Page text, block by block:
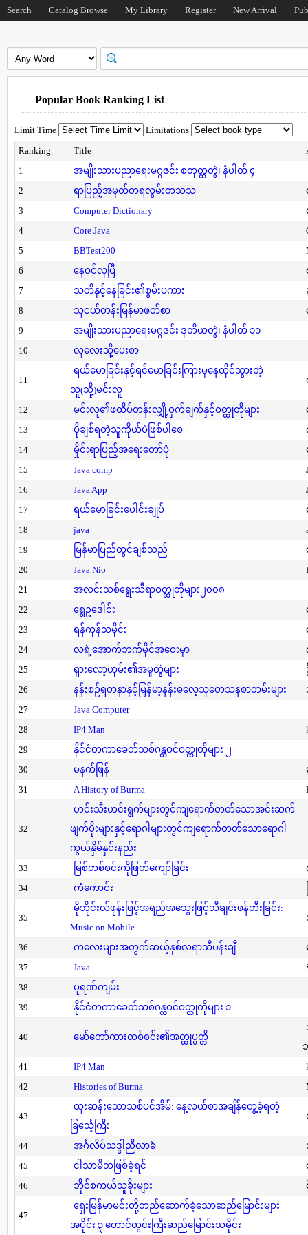
Search Catalog Browse My Library Register New Arrival
Popular Book Ranking List
Limit Time
Limitations
Ranking
Title
1
အမျိုးသားပညာရေးမဂ္ဂဇင်း စတုတ္ထတွဲ၊ နံပါတ် ၄
2
ရာပြည့်အမှတ်တရလွမ်းတသသ
3
Computer Dictionary
4
Core Java
5
BBTest200
6
နေဝင်လုပြီ
7
သတိနှင့်နေခြင်း၏စွမ်းပကား
8
သူငယ်တန်းမြန်မာဖတ်စာ
9
အမျိုးသားပညာရေးမဂ္ဂဇင်း ဒုတိယတွဲ၊ နံပါတ် ၁၁
10
လူလေးသို့ပေးစာ
11
ရယ်မောခြင်းနှင့်ရင်မောခြင်းကြားမှနေထိုင်သွားတဲ့
သူ(သို့)မင်းလူ
12 မင်းလူ၏ဖထိပ်တန်းလျှို့ဝှက်ချက်နှင့်ဝတ္ထုတိုများ
13
ပိုချစ်ရတဲ့သူကိုယ်ပဲဖြစ်ပါစေ
14
မှိုင်းရာပြည့်အရေးတော်ပုံ
15
Java comp
16
Java App
17
ရယ်မောခြင်းပေါင်းချုပ်
18
java
19
မြန်မာပြည်တွင်ချစ်သည်
20
Java Nio
21
အလင်းသစ်ရွေးသီရာဝတ္ထုတိုများ၂၀၀၈
22
ရွှေဥဒေါင်း
23
ရန်ကုန်သမိုင်း
24
လရဲ့အောက်ဘက်မိုင်အဝေးမှာ
25
ရှားလော့ဟုမ်း၏အမှုတွဲများ
26
နန်းစဉ်ရတနာနှင့်မြန်မာ့နန်းဓလေ့သုတေသနစာတမ်းများ
27
Java Computer
28
IP4 Man
29
နိုင်ငံတကာခေတ်သစ်ဂန္ထဝင်ဝတ္ထုတိုများ ၂
30
မနက်ဖြန်
31
A History of Burma
32
ဟင်းသီးဟင်းရွက်များတွင်ကျရောက်တတ်သောအင်းဆက်
ဖျက်ပိုးများနှင့်ရောဂါများတွင်ကျရောက်တတ်သောရောဂါ
ကွယ်နှိမ်နှင်းနည်း
33
မြစ်တစ်စင်းကိုဖြတ်ကျော်ခြင်း
34
ကံကောင်း
35
မိုဘိုင်းလ်ဖုန်းဖြင့်အရည်အသွေးဖြင့်သီချင်းဖန်တီးခြင်း:
Music on Mobile
36 ကလေးများအတွက်ဆယ့်နှစ်လရာသီပန်းချီ
37
Java
38
ပူရဏ်ကျမ်း
39
နိုင်ငံတကာခေတ်သစ်ဂန္ထဝင်ဝတ္ထုတိုများ ၁
40 မော်တော်ကားတစ်စင်း၏အတ္ထုပ္ပတ္တိ
41
IP4 Man
42
Histories of Burma
43
ထူးဆန်းသောသစ်ပင်အိမ်: နေ့လယ်စာအချိန်တွေ့ခဲ့ရတဲ့
ခြင်္သေ့ကြီး
44 အင်္ဂလိပ်သဒ္ဒါညီလာခံ
45
ငါသာမိဘဖြစ်ခဲ့ရင်
46
ဘိုင်စကယ်သူခိုးများ
47
ရှေးမြန်မာမင်းတို့တည်ဆောက်ခဲ့သောဆည်မြောင်းများ
အပိုင်း ၃ တောင်တွင်းကြီးဆည်မြောင်းသမိုင်း